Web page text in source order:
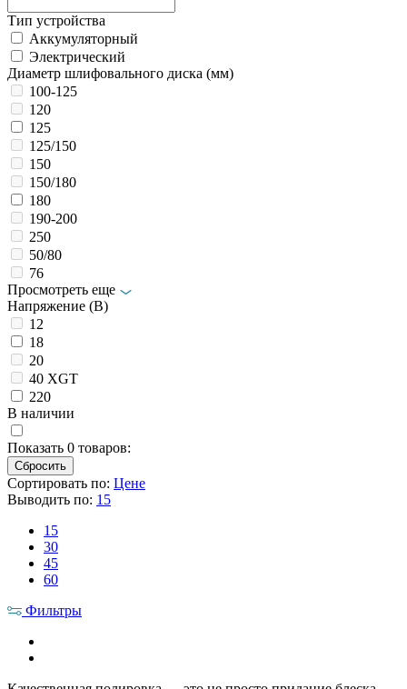
Тип устройства
Аккумуляторный
Электрический
Диаметр шлифовального диска (мм)
100-125
120
125
125/150
150
150/180
180
190-200
250
50/80
76
Просмотреть еще
Напряжение (В)
12
18
20
40 XGT
220
В наличии
Показать 0 товаров:
Сортировать по: Цене
Выводить по: 15
15
30
45
60
Фильтры